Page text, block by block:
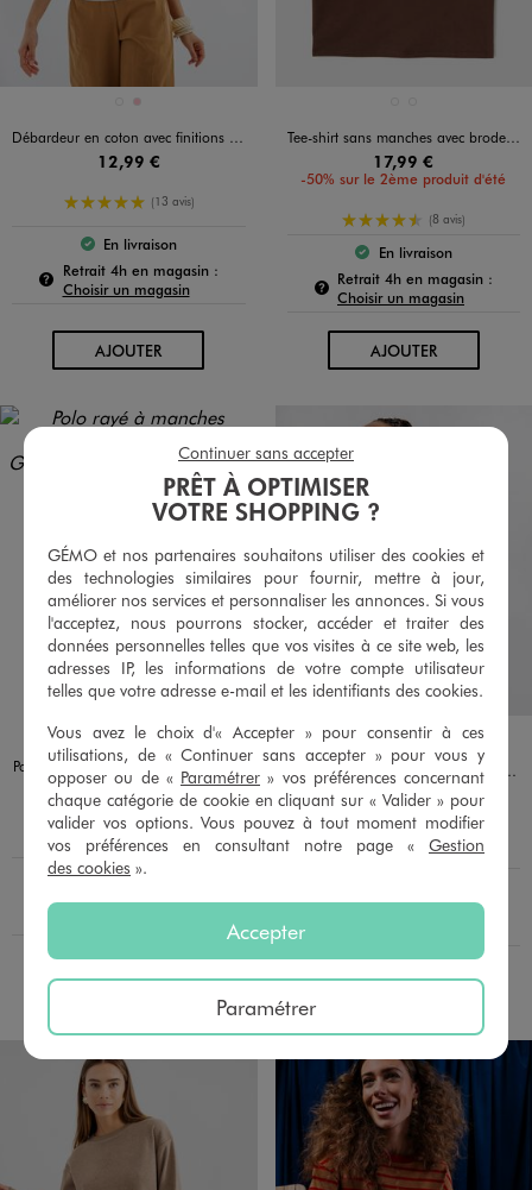
Disponible en 2 coloris
MARRON FONCE
ROSE
Débardeur en coton avec finitions contrastantes femme
12,99 €
5/5 de moyenne
(13 avis)
Le produit est disponible :
En livraison
Retrait 4h en magasin :Pour connaître la disponibilité de ce produit :
Choisir un magasin
AJOUTERAU PANIER
Tee-shirt sans manches avec broderie sur le col femme grande taille
17,99 €
-50% sur le 2ème produit d'été
4.5/5 de moyenne
(8 avis)
Le produit est
En livraison
Retrait 4h en magasin :
Choisir un magasin
AJOUTERAU PANIER
Disponible en 1 coloris
MARRON FONCE
Polo rayé à manches longues femme
25,99 €
4.5/5 de moyenne
(19 avis)
Le produit est disponible :
En livraison
Retrait 4h en magasin :Pour connaître la disponibilité de ce produit :
AJOUTERAU PANIER
Disponible en 11 coloris
BEIGE STANDARD
BEIGE STANDARD
BLANC CHINE
BLEUBLEU STANDARD
GRIS FONCEJAUNE STANDARD
KAKI STANDARD
MARRON CLAIR
Et 2
Tee-shirt manches courtes pailleté à col V femme grande taille
15,99 €
-50% sur le 2ème produit d'été
5/5 de moyenne
(68 avis)
Retrait 4h en magasin :
AJOUTERAU PANIER
PRÊT À OPTIMISER
VOTRE SHOPPING ?
GÉMO et nos partenaires souhaitons utiliser des cookies et
des technologies similaires pour fournir, mettre à jour,
améliorer nos services et personnaliser les annonces. Si vous
l'acceptez, nous pourrons stocker, accéder et traiter des
données personnelles telles que vos visites à ce site web, les
adresses IP, les informations de votre compte utilisateur
telles que votre adresse e-mail et les identifiants des cookies.
Vous avez le choix d'« Accepter » pour consentir à ces
utilisations, de « Continuer sans accepter » pour vous y
opposer ou de « Paramétrer » vos préférences concernant
chaque catégorie de cookie en cliquant sur « Valider » pour
valider vos options. Vous pouvez à tout moment modifier
vos préférences en consultant notre page « Gestion
des cookies ».
Accepter
Paramétrer
Continuer sans accepter